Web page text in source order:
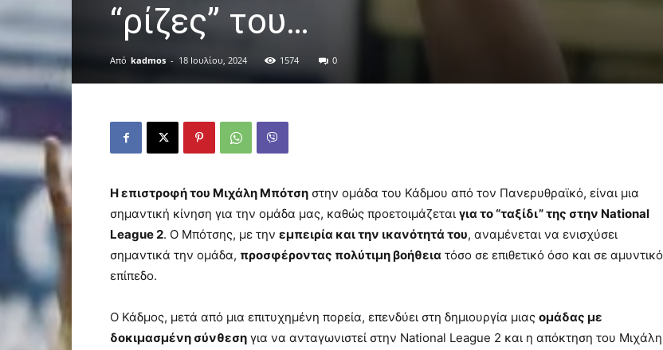
“ρίζες” του…
Από kadmos - 18 Ιουλίου, 2024 1574 0
Η επιστροφή του Μιχάλη Μπότση στην ομάδα του Κάδμου από τον Πανερυθραϊκό, είναι μια
σημαντική κίνηση για την ομάδα μας, καθώς προετοιμάζεται για το “ταξίδι” της στην National
League 2. Ο Μπότσης, με την εμπειρία και την ικανότητά του, αναμένεται να ενισχύσει
σημαντικά την ομάδα, προσφέροντας πολύτιμη βοήθεια τόσο σε επιθετικό όσο και σε αμυντικό
επίπεδο.
Ο Κάδμος, μετά από μια επιτυχημένη πορεία, επενδύει στη δημιουργία μιας ομάδας με
δοκιμασμένη σύνθεση για να ανταγωνιστεί στην National League 2 και η απόκτηση του Μιχάλη